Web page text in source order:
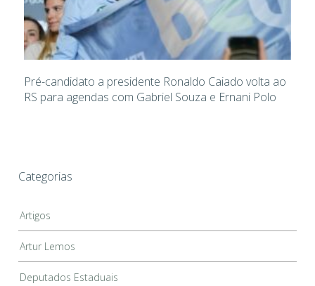
Pré-candidato a presidente Ronaldo Caiado volta ao
RS para agendas com Gabriel Souza e Ernani Polo
Categorias
Artigos
Artur Lemos
Deputados Estaduais